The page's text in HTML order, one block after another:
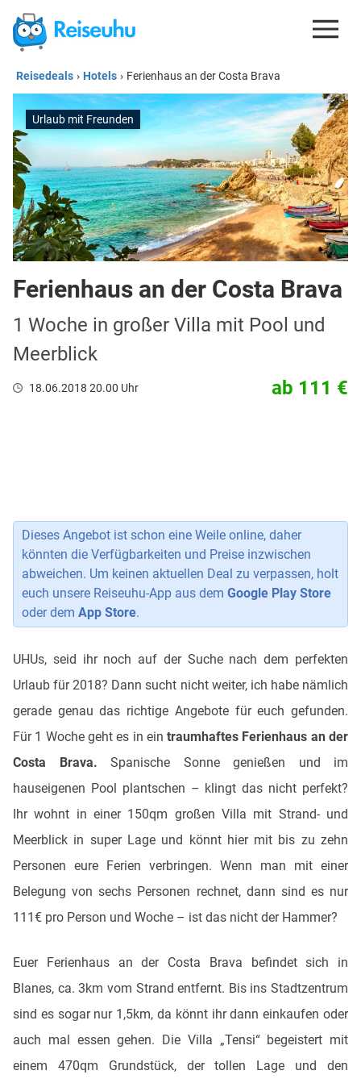
REISEDEALS
GUTSCHEINE
KREDITKARTEN
ESIM
REISEBLOG
Reisedeals › Hotels › Ferienhaus an der Costa Brava
Urlaub mit Freunden
Ferienhaus an der Costa Brava
1 Woche in großer Villa mit Pool und
Meerblick
18.06.2018 20.00 Uhr ab 111 €
Dieses Angebot ist schon eine Weile online, daher
könnten die Verfügbarkeiten und Preise inzwischen
abweichen. Um keinen aktuellen Deal zu verpassen, holt
euch unsere Reiseuhu-App aus dem Google Play Store
oder dem App Store.
UHUs, seid ihr noch auf der Suche nach dem perfekten
Urlaub für 2018? Dann sucht nicht weiter, ich habe nämlich
gerade genau das richtige Angebote für euch gefunden.
Für 1 Woche geht es in ein traumhaftes Ferienhaus an der
Costa Brava. Spanische Sonne genießen und im
hauseigenen Pool plantschen – klingt das nicht perfekt?
Ihr wohnt in einer 150qm großen Villa mit Strand- und
Meerblick in super Lage und könnt hier mit bis zu zehn
Personen eure Ferien verbringen. Wenn man mit einer
Belegung von sechs Personen rechnet, dann sind es nur
111€ pro Person und Woche – ist das nicht der Hammer?
Euer Ferienhaus an der Costa Brava befindet sich in
Blanes, ca. 3km vom Strand entfernt. Bis ins Stadtzentrum
sind es sogar nur 1,5km, da könnt ihr dann einkaufen oder
auch mal essen gehen. Die Villa „Tensi“ begeistert mit
einem 470qm Grundstück, der tollen Lage und den